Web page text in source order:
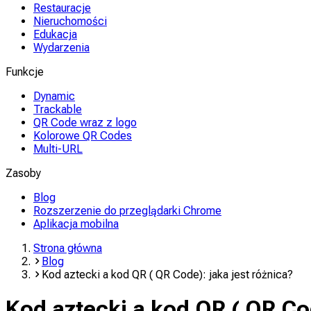
Restauracje
Nieruchomości
Edukacja
Wydarzenia
Funkcje
Dynamic
Trackable
QR Code wraz z logo
Kolorowe QR Codes
Multi-URL
Zasoby
Blog
Rozszerzenie do przeglądarki Chrome
Aplikacja mobilna
Strona główna
Blog
Kod aztecki a kod QR ( QR Code): jaka jest różnica?